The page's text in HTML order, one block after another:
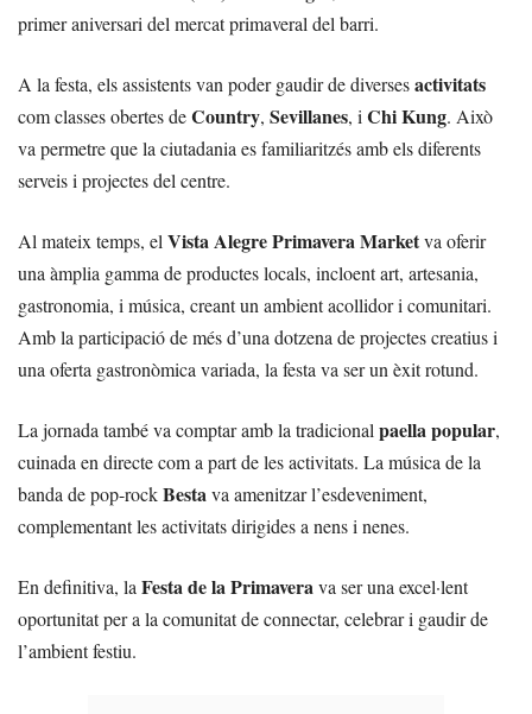
primer aniversari del mercat primaveral del barri.
A la festa, els assistents van poder gaudir de diversesactivitats
com classes obertes deCountry, Sevillanes, i Chi Kung. Això
va permetre que la ciutadania es familiaritzés amb els diferents
serveis i projectes del centre.
Al mateix temps, el Vista Alegre Primavera Marketva oferir
una àmplia gamma de productes locals, incloent art, artesania,
gastronomia, i música, creant un ambient acollidor i comunitari.
Amb la participació de més d’una dotzena de projectes creatius i
una oferta gastronòmica variada, la festa va ser un èxit rotund.
La jornada també va comptar amb la tradicional paella popular,
cuinada en directe com a part de les activitats. La música de la
banda de pop-rockBestava amenitzar l’esdeveniment,
complementant les activitats dirigides a nens i nenes.
En definitiva, la Festa de la Primaverava ser una excel·lent
oportunitat per a la comunitat de connectar, celebrar i gaudir de
l’ambient festiu.